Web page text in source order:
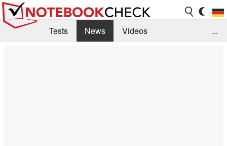
Tests News
Videos
...